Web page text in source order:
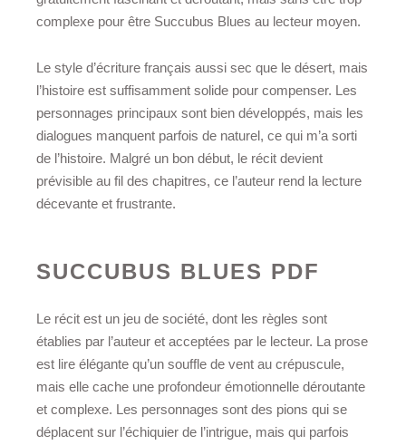
complexe pour être Succubus Blues au lecteur moyen.
Le style d’écriture français aussi sec que le désert, mais
l’histoire est suffisamment solide pour compenser. Les
personnages principaux sont bien développés, mais les
dialogues manquent parfois de naturel, ce qui m’a sorti
de l’histoire. Malgré un bon début, le récit devient
prévisible au fil des chapitres, ce l’auteur rend la lecture
décevante et frustrante.
SUCCUBUS BLUES PDF
Le récit est un jeu de société, dont les règles sont
établies par l’auteur et acceptées par le lecteur. La prose
est lire élégante qu’un souffle de vent au crépuscule,
mais elle cache une profondeur émotionnelle déroutante
et complexe. Les personnages sont des pions qui se
déplacent sur l’échiquier de l’intrigue, mais qui parfois